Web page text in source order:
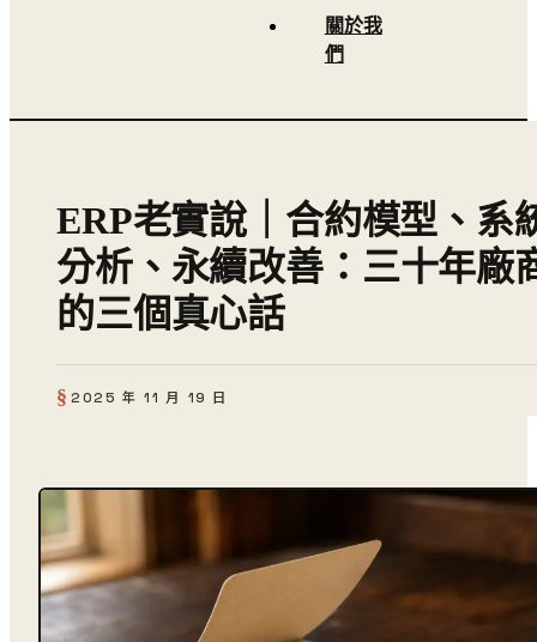
關於我
們
ERP老實說｜合約模型、系
分析、永續改善：三十年廠
的三個真心話
2025 年 11 月 19 日